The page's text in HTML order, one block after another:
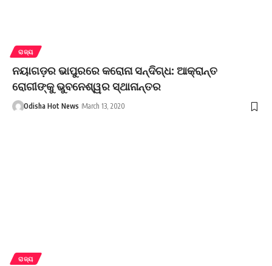
ରାଜ୍ୟ
ନୟାଗଡ଼ର ଭାପୁରରେ କରୋନା ସନ୍ଦିଗ୍ଧ: ଆକ୍ରାନ୍ତ
ରୋଗୀଙ୍କୁ ଭୁବନେଶ୍ୱର ସ୍ଥାନାନ୍ତର
Odisha Hot News March 13, 2020
ରାଜ୍ୟ